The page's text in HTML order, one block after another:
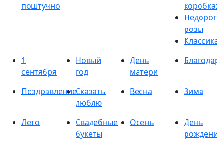
поштучно
розы
1
сентября
Новый
год
День
матери
ПоздравлениеСказать
люблю
Весна Зима
Лето
Свадебные
букеты
Осень
День